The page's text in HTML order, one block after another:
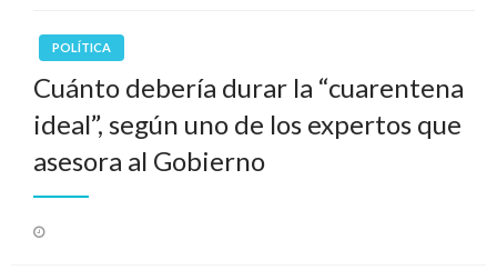
POLÍTICA
Cuánto debería durar la “cuarentena
ideal”, según uno de los expertos que
asesora al Gobierno